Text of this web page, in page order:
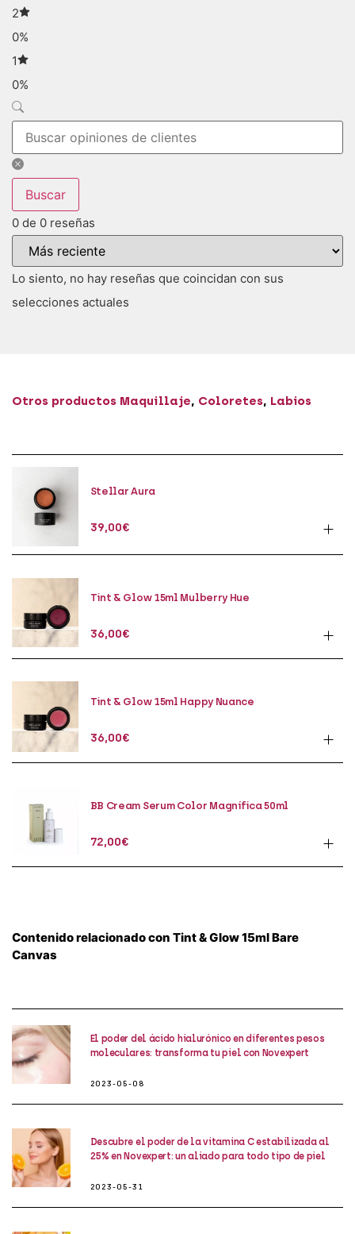
2
0%
1
0%
Buscar
0 de 0 reseñas
Lo siento, no hay reseñas que coincidan con sus
selecciones actuales
Otros productos Maquillaje, Coloretes, Labios
Stellar Aura
39,00€
Tint & Glow 15ml Mulberry Hue
36,00€
Tint & Glow 15ml Happy Nuance
36,00€
BB Cream Serum Color Magnífica 50ml
72,00€
Contenido relacionado con Tint & Glow 15ml Bare
Canvas
El poder del ácido hialurónico en diferentes pesos
moleculares: transforma tu piel con Novexpert
2023-05-08
Descubre el poder de la vitamina C estabilizada al
25% en Novexpert: un aliado para todo tipo de piel
2023-05-31